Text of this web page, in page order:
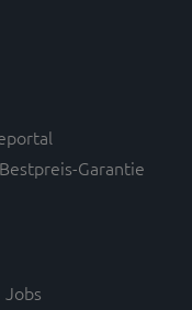
Bestpreis-Garantie
Jobs